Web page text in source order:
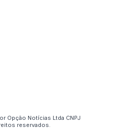
Opção Notícias Ltda CNPJ
reservados.